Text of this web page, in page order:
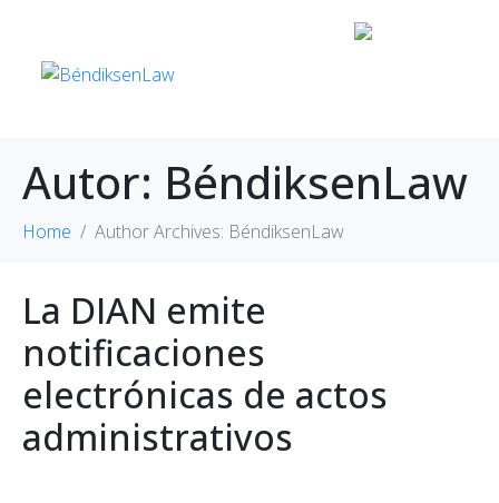
Autor: BéndiksenLaw
Home Author Archives: BéndiksenLaw
La DIAN emite
notificaciones
electrónicas de actos
administrativos